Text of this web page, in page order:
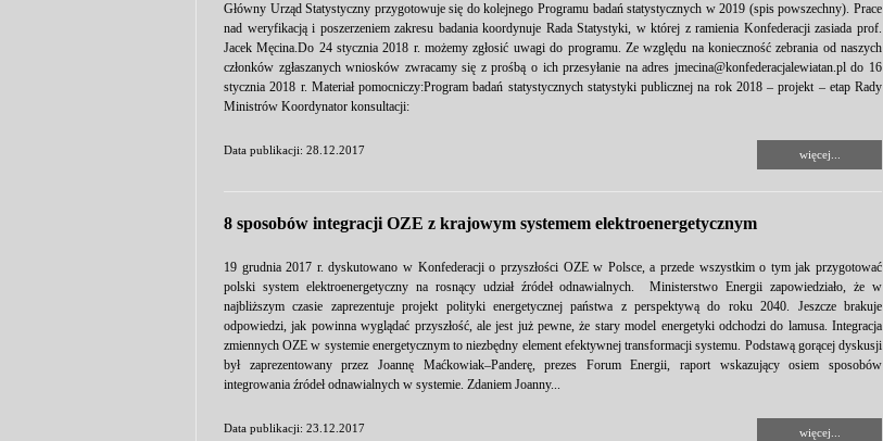
Główny Urząd Statystyczny przygotowuje się do kolejnego Programu badań statystycznych w 2019 (spis powszechny). Prace
nad weryfikacją i poszerzeniem zakresu badania koordynuje Rada Statystyki, w której z ramienia Konfederacji zasiada prof.
Jacek Męcina.Do 24 stycznia 2018 r. możemy zgłosić uwagi do programu. Ze względu na konieczność zebrania od naszych
członków zgłaszanych wniosków zwracamy się z prośbą o ich przesyłanie na adres jmecina@konfederacjalewiatan.pl do 16
stycznia 2018 r. Materiał pomocniczy:Program badań statystycznych statystyki publicznej na rok 2018 – projekt – etap Rady
Ministrów Koordynator konsultacji:
Data publikacji: 28.12.2017 więcej...
8 sposobów integracji OZE z krajowym systemem elektroenergetycznym
19 grudnia 2017 r. dyskutowano w Konfederacji o przyszłości OZE w Polsce, a przede wszystkim o tym jak przygotować
polski system elektroenergetyczny na rosnący udział źródeł odnawialnych. Ministerstwo Energii zapowiedziało, że w
najbliższym czasie zaprezentuje projekt polityki energetycznej państwa z perspektywą do roku 2040. Jeszcze brakuje
odpowiedzi, jak powinna wyglądać przyszłość, ale jest już pewne, że stary model energetyki odchodzi do lamusa. Integracja
zmiennych OZE w systemie energetycznym to niezbędny element efektywnej transformacji systemu. Podstawą gorącej dyskusji
był zaprezentowany przez Joannę Maćkowiak–Panderę, prezes Forum Energii, raport wskazujący osiem sposobów
integrowania źródeł odnawialnych w systemie. Zdaniem Joanny...
Data publikacji: 23.12.2017 więcej...